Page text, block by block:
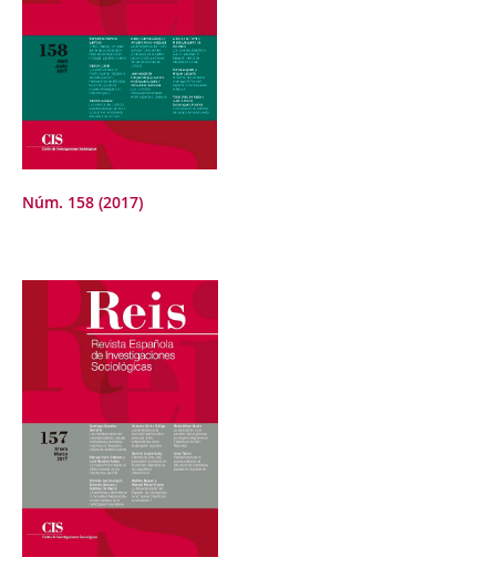
Núm. 158 (2017)